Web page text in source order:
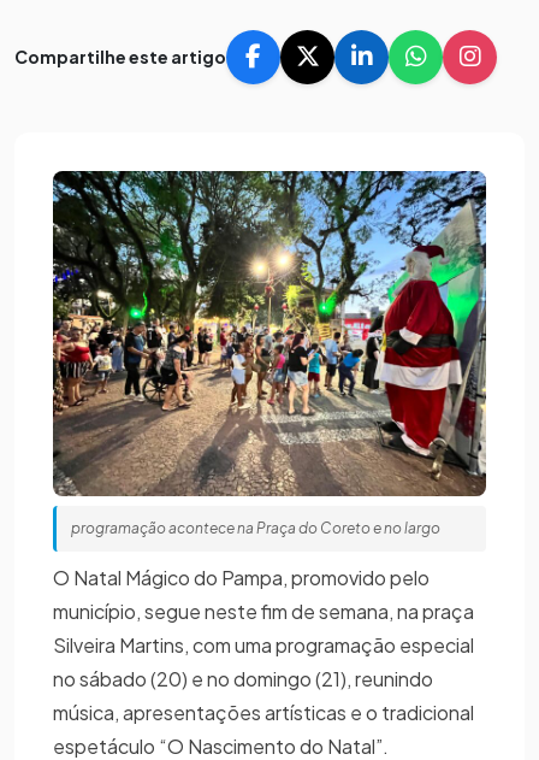
Compartilhe este artigo
programação acontece na Praça do Coreto e no largo
O Natal Mágico do Pampa, promovido pelo
município, segue neste fim de semana, na praça
Silveira Martins, com uma programação especial
no sábado (20) e no domingo (21), reunindo
música, apresentações artísticas e o tradicional
espetáculo “O Nascimento do Natal”.